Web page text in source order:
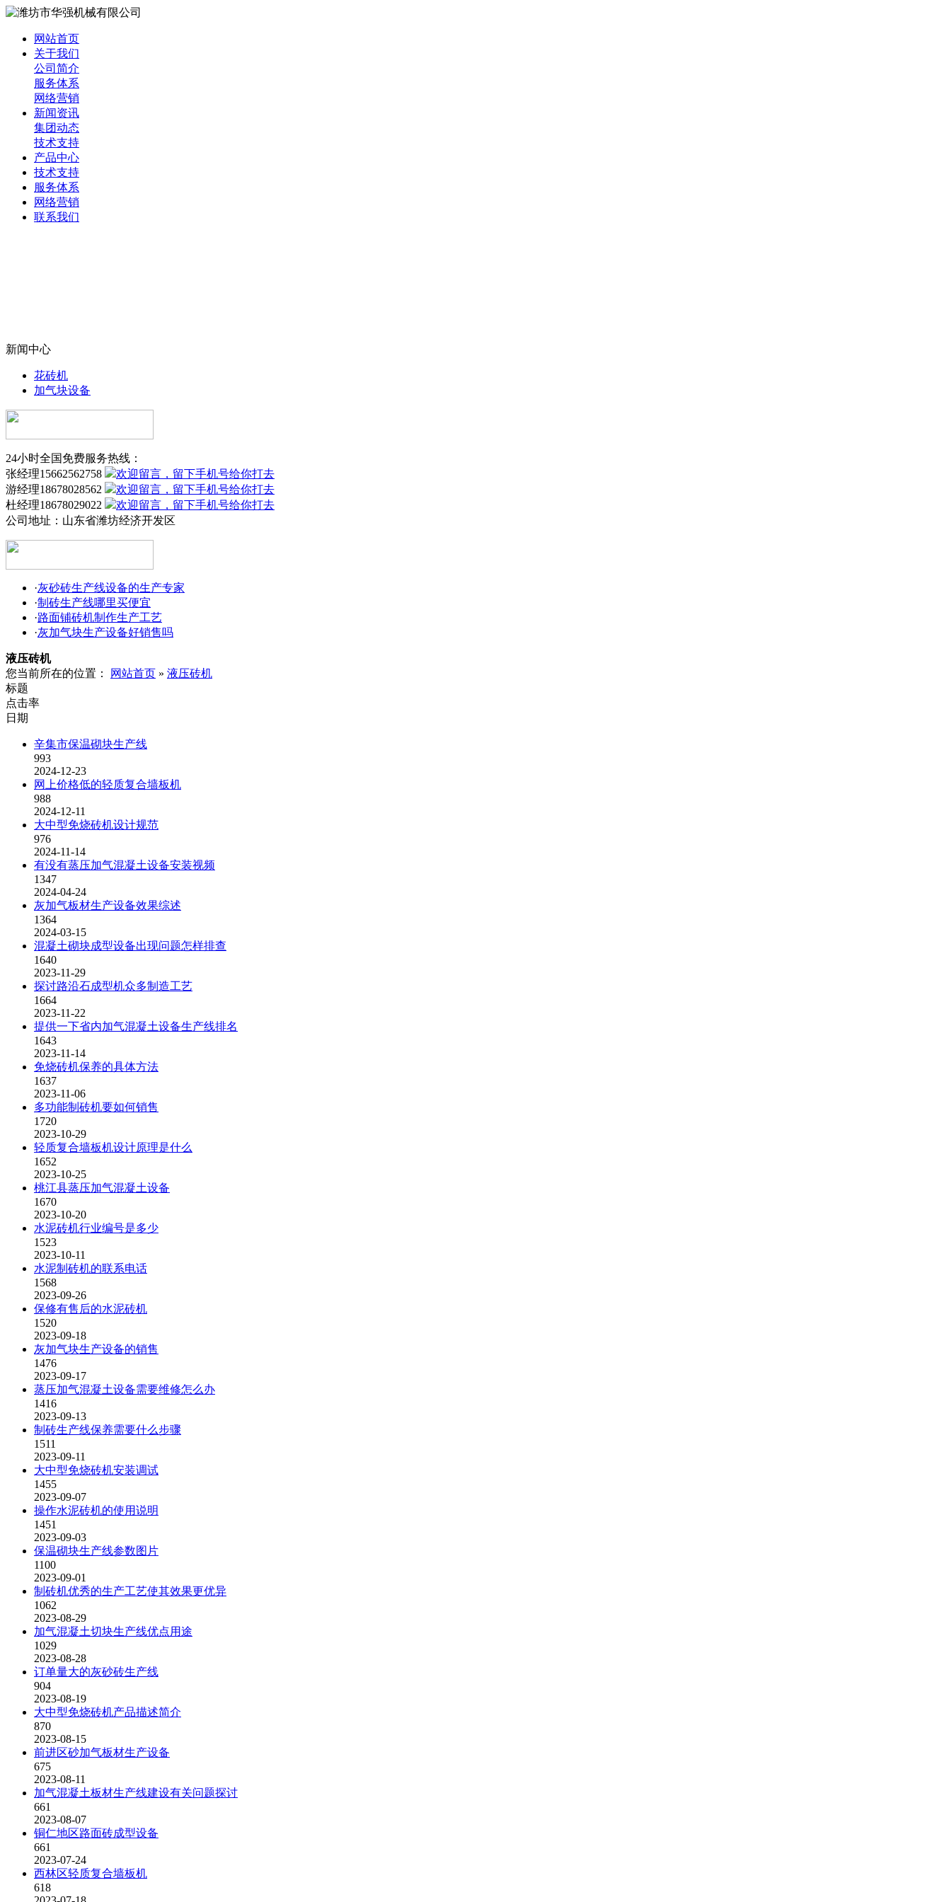
网站首页
关于我们
公司简介
服务体系
网络营销
新闻资讯
集团动态
技术支持
产品中心
技术支持
服务体系
网络营销
联系我们
新闻中心
花砖机
加气块设备
24小时全国免费服务热线：
张经理15662562758
游经理18678028562
杜经理18678029022
公司地址： 山东省潍坊经济开发区
·灰砂砖生产线设备的生产专家
·制砖生产线哪里买便宜
·路面铺砖机制作生产工艺
·灰加气块生产设备好销售吗
液压砖机
您当前所在的位置：
网站首页 » 液压砖机
标题
点击率
日期
辛集市保温砌块生产线
993
2024-12-23
网上价格低的轻质复合墙板机
988
2024-12-11
大中型免烧砖机设计规范
976
2024-11-14
有没有蒸压加气混凝土设备安装视频
1347
2024-04-24
灰加气板材生产设备效果综述
1364
2024-03-15
混凝土砌块成型设备出现问题怎样排查
1640
2023-11-29
探讨路沿石成型机众多制造工艺
1664
2023-11-22
提供一下省内加气混凝土设备生产线排名
1643
2023-11-14
免烧砖机保养的具体方法
1637
2023-11-06
多功能制砖机要如何销售
1720
2023-10-29
轻质复合墙板机设计原理是什么
1652
2023-10-25
桃江县蒸压加气混凝土设备
1670
2023-10-20
水泥砖机行业编号是多少
1523
2023-10-11
水泥制砖机的联系电话
1568
2023-09-26
保修有售后的水泥砖机
1520
2023-09-18
灰加气块生产设备的销售
1476
2023-09-17
蒸压加气混凝土设备需要维修怎么办
1416
2023-09-13
制砖生产线保养需要什么步骤
1511
2023-09-11
大中型免烧砖机安装调试
1455
2023-09-07
操作水泥砖机的使用说明
1451
2023-09-03
保温砌块生产线参数图片
1100
2023-09-01
制砖机优秀的生产工艺使其效果更优异
1062
2023-08-29
加气混凝土切块生产线优点用途
1029
2023-08-28
订单量大的灰砂砖生产线
904
2023-08-19
大中型免烧砖机产品描述简介
870
2023-08-15
前进区砂加气板材生产设备
675
2023-08-11
加气混凝土板材生产线建设有关问题探讨
661
2023-08-07
铜仁地区路面砖成型设备
661
2023-07-24
西林区轻质复合墙板机
618